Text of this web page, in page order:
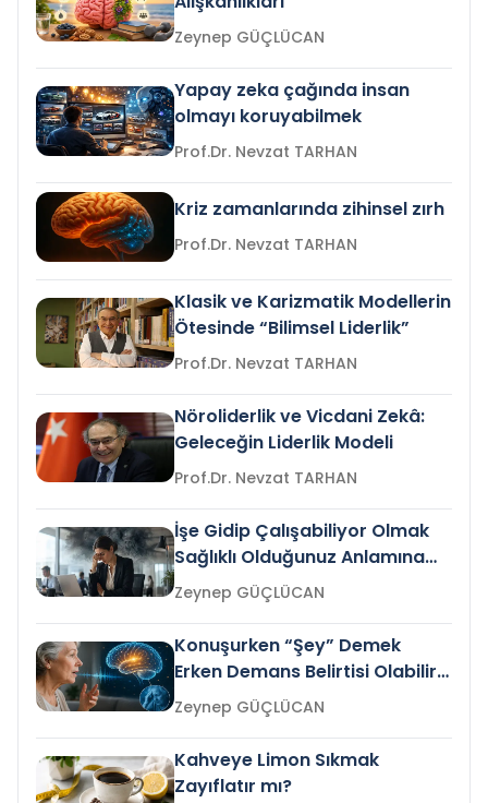
Zeynep GÜÇLÜCAN
Yapay zeka çağında insan
olmayı koruyabilmek
Prof.Dr. Nevzat TARHAN
Kriz zamanlarında zihinsel zırh
Prof.Dr. Nevzat TARHAN
Klasik ve Karizmatik Modellerin
Ötesinde “Bilimsel Liderlik”
Prof.Dr. Nevzat TARHAN
Nöroliderlik ve Vicdani Zekâ:
Geleceğin Liderlik Modeli
Prof.Dr. Nevzat TARHAN
İşe Gidip Çalışabiliyor Olmak
Sağlıklı Olduğunuz Anlamına
Gelir mi?Zeynep GÜÇLÜCAN
Konuşurken “Şey” Demek
Erken Demans Belirtisi Olabilir
mi?
Zeynep GÜÇLÜCAN
Kahveye Limon Sıkmak
Zayıflatır mı?